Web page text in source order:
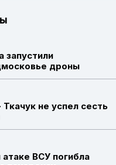
запустили
дроны
не успел сесть
ВСУ погибла